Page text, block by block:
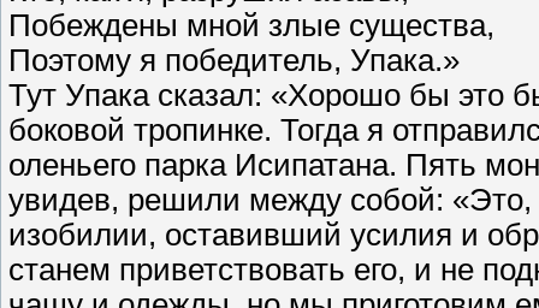
Побеждены мной злые существа,
Поэтому я победитель, Упака.»
Тут Упака сказал: «Хорошо бы это
боковой тропинке. Тогда я
оленьего парка Исипатана. Пять
увидев, решили между собой:
изобилии, оставивший усилия и
станем приветствовать его, и не